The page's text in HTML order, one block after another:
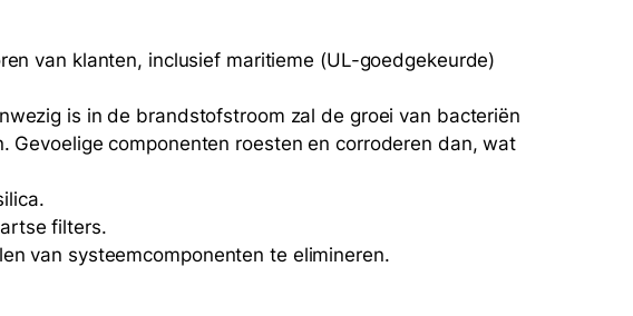
van klanten, inclusief maritieme (UL-goedgekeurde)
is in de brandstofstroom zal de groei van bacteriën
componenten roesten en corroderen dan, wat
filters.
van systeemcomponenten te elimineren.